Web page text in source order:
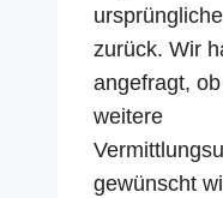
zurück. Wir
angefragt,
weitere
gewünscht